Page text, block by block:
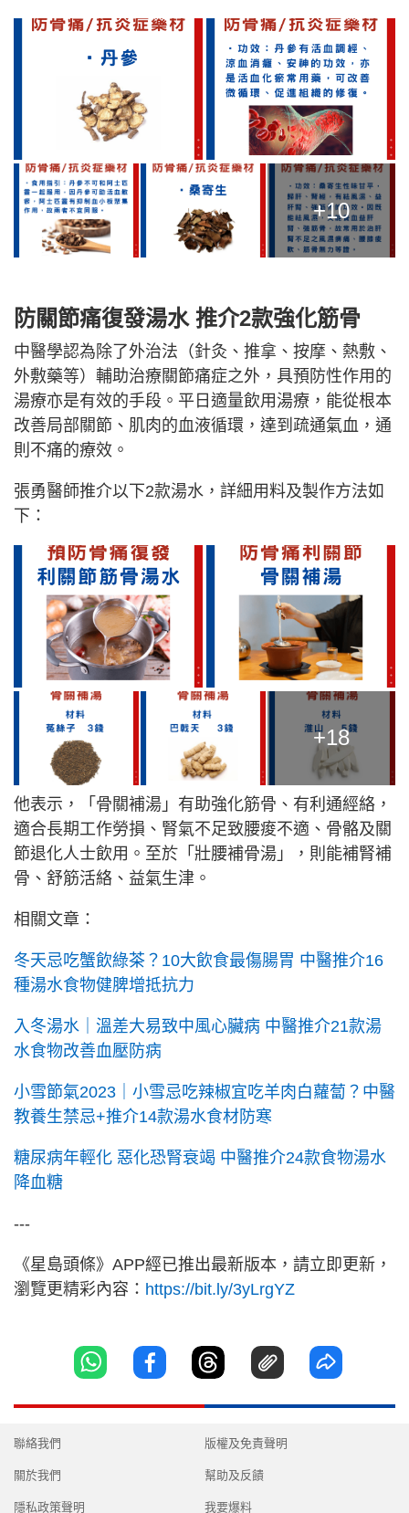
+10
防關節痛復發湯水 推介2款強化筋骨
中醫學認為除了外治法（針灸、推拿、按摩、熱敷、
外敷藥等）輔助治療關節痛症之外，具預防性作用的
湯療亦是有效的手段。平日適量飲用湯療，能從根本
改善局部關節、肌肉的血液循環，達到疏通氣血，通
則不痛的療效。
張勇醫師推介以下2款湯水，詳細用料及製作方法如
下：
+18
他表示，「骨關補湯」有助強化筋骨、有利通經絡，
適合長期工作勞損、腎氣不足致腰痠不適、骨骼及關
節退化人士飲用。至於「壯腰補骨湯」，則能補腎補
骨、舒筋活絡、益氣生津。
相關文章：
冬天忌吃蟹飲綠茶？10大飲食最傷腸胃 中醫推介16
種湯水食物健脾增抵抗力
入冬湯水｜溫差大易致中風心臟病 中醫推介21款湯
水食物改善血壓防病
小雪節氣2023｜小雪忌吃辣椒宜吃羊肉白蘿蔔？中醫
教養生禁忌+推介14款湯水食材防寒
糖尿病年輕化 惡化恐腎衰竭 中醫推介24款食物湯水
降血糖
---
《星島頭條》APP經已推出最新版本，請立即更新，
瀏覽更精彩內容： https://bit.ly/3yLrgYZ
聯絡我們
關於我們
隱私政策聲明
版權及免責聲明
幫助及反饋
我要爆料